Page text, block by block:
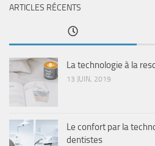
ARTICLES RÉCENTS
La technologie à la
13 JUIN, 2019
Le confort par la
dentistes